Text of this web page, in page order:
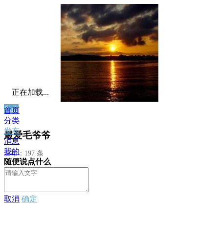
私信
最爱毛爷爷
发布：197 条
正在加载...
首页
分类
发布
消息
我的
随便说点什么
取消 确定